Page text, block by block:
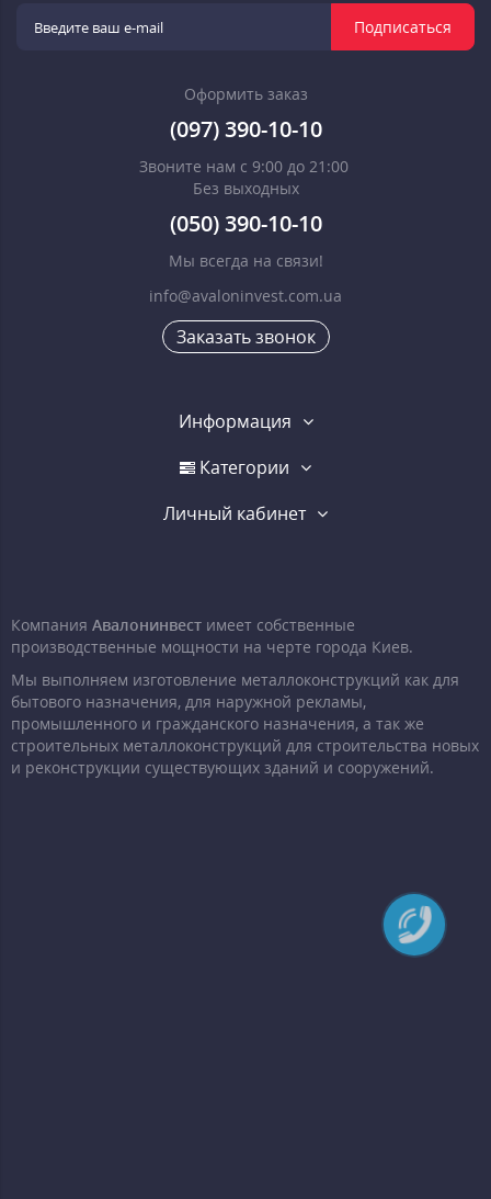
Подписаться
Оформить заказ
(097) 390-10-10
Звоните нам с 9:00 до 21:00
Без выходных
(050) 390-10-10
Мы всегда на связи!
info@avaloninvest.com.ua
Заказать звонок
Информация
Категории
Личный кабинет
Компания Авалонинвест имеет собственные
производственные мощности на черте города Киев.
Мы выполняем изготовление металлоконструкций как для
бытового назначения, для наружной рекламы,
промышленного и гражданского назначения, а так же
строительных металлоконструкций для строительства новых
и реконструкции существующих зданий и сооружений.